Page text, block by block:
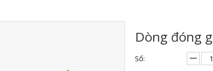
Dòng đóng
Số: